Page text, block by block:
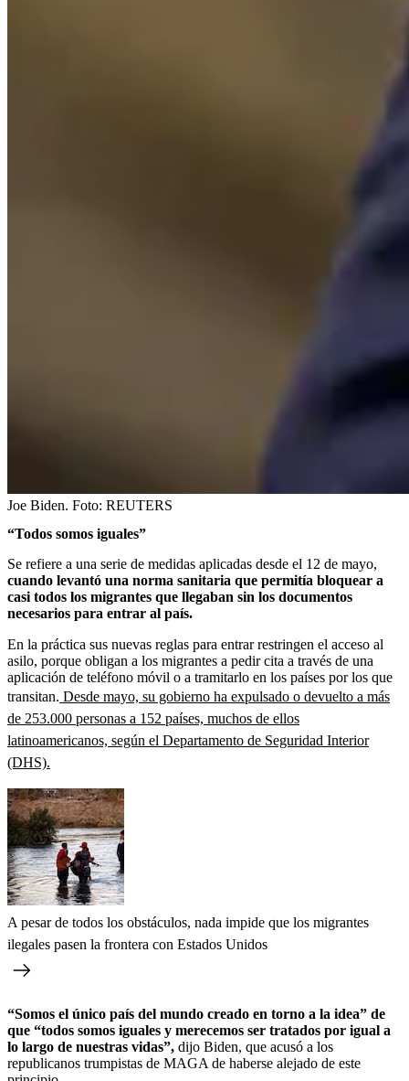
Joe Biden. Foto: REUTERS
“Todos somos iguales”
Se refiere a una serie de medidas aplicadas desde el 12 de mayo,
cuando levantó una norma sanitaria que permitía bloquear a
casi todos los migrantes que llegaban sin los documentos
necesarios para entrar al país.
En la práctica sus nuevas reglas para entrar restringen el acceso al
asilo, porque obligan a los migrantes a pedir cita a través de una
aplicación de teléfono móvil o a tramitarlo en los países por los que
transitan. Desde mayo, su gobierno ha expulsado o devuelto a más
de 253.000 personas a 152 países, muchos de ellos
latinoamericanos, según el Departamento de Seguridad Interior
(DHS).
A pesar de todos los obstáculos, nada impide que los migrantes
ilegales pasen la frontera con Estados Unidos
“Somos el único país del mundo creado en torno a la idea” de
que “todos somos iguales y merecemos ser tratados por igual a
lo largo de nuestras vidas”, dijo Biden, que acusó a los
republicanos trumpistas de MAGA de haberse alejado de este